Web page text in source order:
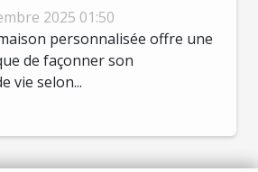
2025 01:50
personnalisée offre une
de façonner son
vie selon...